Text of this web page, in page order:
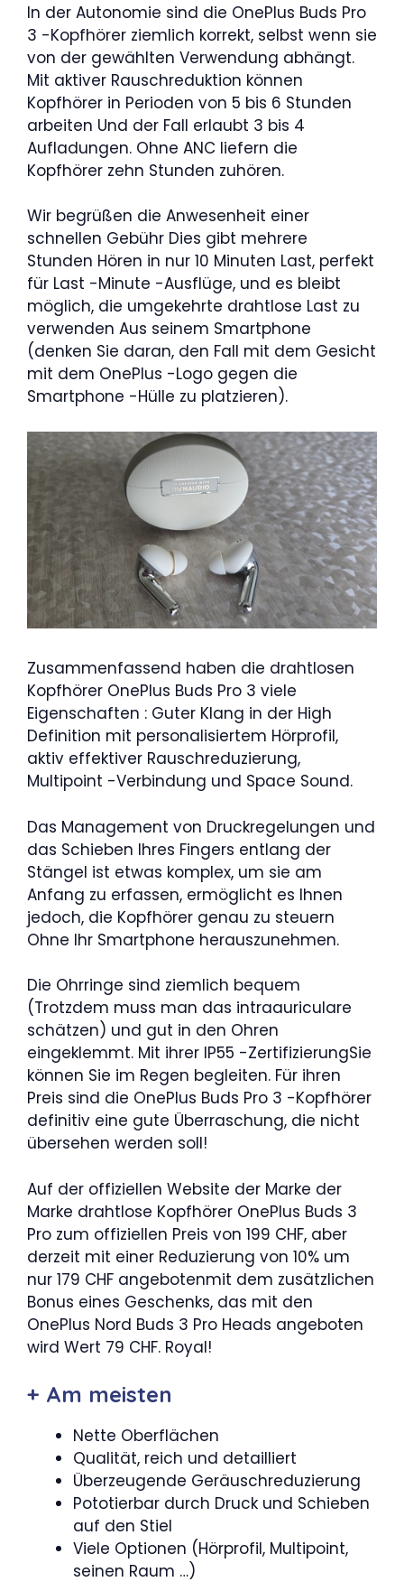
In der Autonomie sind die OnePlus Buds Pro
3 -Kopfhörer ziemlich korrekt, selbst wenn sie
von der gewählten Verwendung abhängt.
Mit aktiver Rauschreduktion können
Kopfhörer in Perioden von 5 bis 6 Stunden
arbeiten Und der Fall erlaubt 3 bis 4
Aufladungen. Ohne ANC liefern die
Kopfhörer zehn Stunden zuhören.
Wir begrüßen die Anwesenheit einer
schnellen Gebühr Dies gibt mehrere
Stunden Hören in nur 10 Minuten Last, perfekt
für Last -Minute -Ausflüge, und es bleibt
möglich, die umgekehrte drahtlose Last zu
verwenden Aus seinem Smartphone
(denken Sie daran, den Fall mit dem Gesicht
mit dem OnePlus -Logo gegen die
Smartphone -Hülle zu platzieren).
Zusammenfassend haben die drahtlosen
Kopfhörer OnePlus Buds Pro 3 viele
Eigenschaften : Guter Klang in der High
Definition mit personalisiertem Hörprofil,
aktiv effektiver Rauschreduzierung,
Multipoint -Verbindung und Space Sound.
Das Management von Druckregelungen und
das Schieben Ihres Fingers entlang der
Stängel ist etwas komplex, um sie am
Anfang zu erfassen, ermöglicht es Ihnen
jedoch, die Kopfhörer genau zu steuern
Ohne Ihr Smartphone herauszunehmen.
Die Ohrringe sind ziemlich bequem
(Trotzdem muss man das intraauriculare
schätzen) und gut in den Ohren
eingeklemmt. Mit ihrer IP55 -ZertifizierungSie
können Sie im Regen begleiten. Für ihren
Preis sind die OnePlus Buds Pro 3 -Kopfhörer
definitiv eine gute Überraschung, die nicht
übersehen werden soll!
Auf der offiziellen Website der Marke der
Marke drahtlose Kopfhörer OnePlus Buds 3
Pro zum offiziellen Preis von 199 CHF, aber
derzeit mit einer Reduzierung von 10% um
nur 179 CHF angebotenmit dem zusätzlichen
Bonus eines Geschenks, das mit den
OnePlus Nord Buds 3 Pro Heads angeboten
wird Wert 79 CHF. Royal!
+ Am meisten
Nette Oberflächen
Qualität, reich und detailliert
Überzeugende Geräuschreduzierung
Pototierbar durch Druck und Schieben
auf den Stiel
Viele Optionen (Hörprofil, Multipoint,
seinen Raum …)